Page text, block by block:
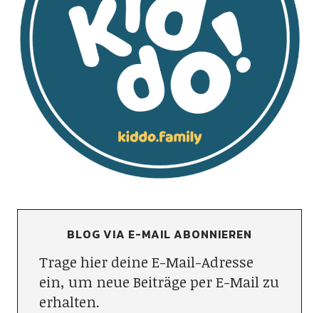
BLOG VIA E-MAIL ABONNIEREN
Trage hier deine E-Mail-Adresse
ein, um neue Beiträge per E-Mail zu
erhalten.